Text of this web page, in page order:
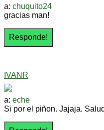
a: chuquito24
gracias man!
IVANR
a: eche
Si por el piñon. Jajaja.